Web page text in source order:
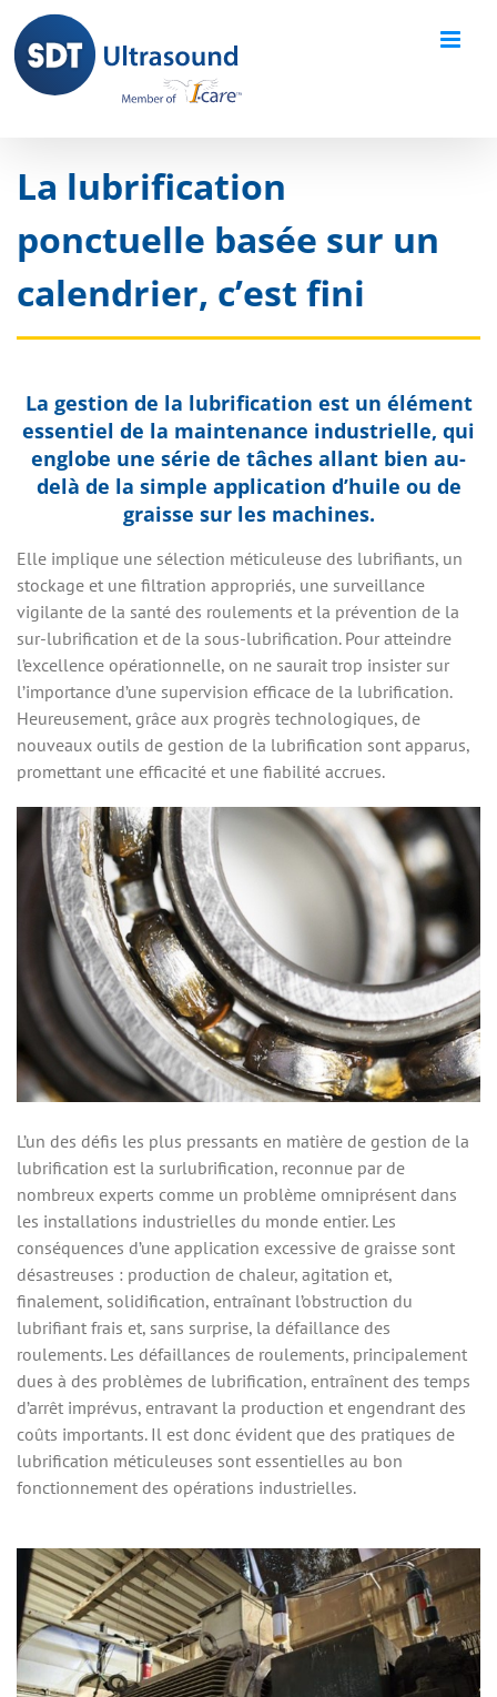
content
La lubrification
ponctuelle basée sur un
calendrier, c’est fini
La gestion de la lubrification est un élément
essentiel de la maintenance industrielle, qui
englobe une série de tâches allant bien au-
delà de la simple application d’huile ou de
graisse sur les machines.
Elle implique une sélection méticuleuse des lubrifiants, un
stockage et une filtration appropriés, une surveillance
vigilante de la santé des roulements et la prévention de la
sur-lubrification et de la sous-lubrification. Pour atteindre
l’excellence opérationnelle, on ne saurait trop insister sur
l’importance d’une supervision efficace de la lubrification.
Heureusement, grâce aux progrès technologiques, de
nouveaux outils de gestion de la lubrification sont apparus,
promettant une efficacité et une fiabilité accrues.
L’un des défis les plus pressants en matière de gestion de la
lubrification est la surlubrification, reconnue par de
nombreux experts comme un problème omniprésent dans
les installations industrielles du monde entier. Les
conséquences d’une application excessive de graisse sont
désastreuses : production de chaleur, agitation et,
finalement, solidification, entraînant l’obstruction du
lubrifiant frais et, sans surprise, la défaillance des
roulements. Les défaillances de roulements, principalement
dues à des problèmes de lubrification, entraînent des temps
d’arrêt imprévus, entravant la production et engendrant des
coûts importants. Il est donc évident que des pratiques de
lubrification méticuleuses sont essentielles au bon
fonctionnement des opérations industrielles.